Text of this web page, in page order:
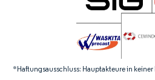
*Haftungsausschluss: Hauptakteure in